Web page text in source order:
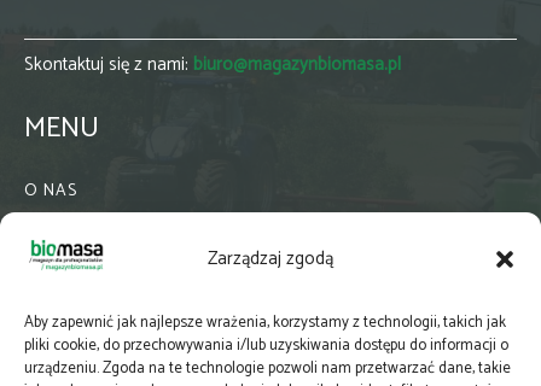
Zarządzaj zgodą
Aby zapewnić jak najlepsze wrażenia, korzystamy z technologii, takich jak
pliki cookie, do przechowywania i/lub uzyskiwania dostępu do informacji o
urządzeniu. Zgoda na te technologie pozwoli nam przetwarzać dane, takie
Skontaktuj się z nami: biuro@magazynbiomasa.pl
MENU
O NAS
WSPÓŁPRACA
PRENUMERATA
NEWSLETTER